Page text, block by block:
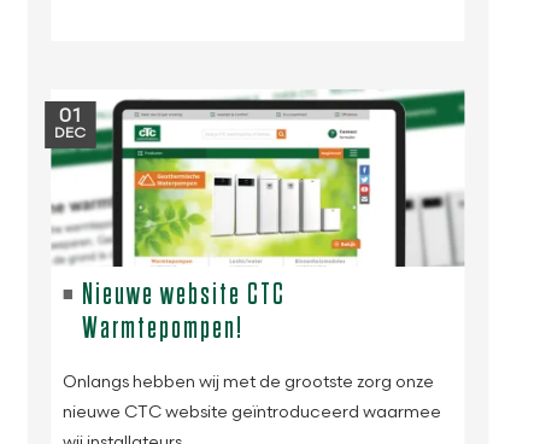
01
DEC
Nieuwe website CTC
Warmtepompen!
Onlangs hebben wij met de grootste zorg onze
nieuwe CTC website geïntroduceerd waarmee